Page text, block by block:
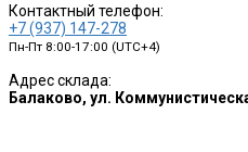
Контактный телефон:
+7 (937) 147-278
Пн-Пт 8:00-17:00 (UTC+4)
Адрес склада:
Балаково, ул.